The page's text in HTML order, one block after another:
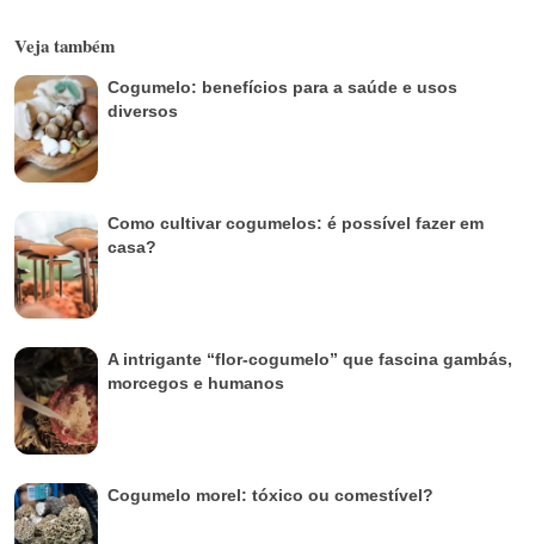
Veja também
Cogumelo: benefícios para a saúde e usos
diversos
Como cultivar cogumelos: é possível fazer em
casa?
A intrigante “flor-cogumelo” que fascina gambás,
morcegos e humanos
Cogumelo morel: tóxico ou comestível?